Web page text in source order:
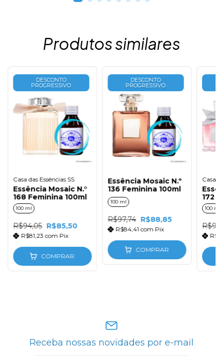
Produtos similares
DESCONTO
PROGRESSIVO
Casa das Essências SS
Essência Mosaic N.°
168 Feminina 100ml
100 ml
R$94,05 R$85,50
R$81,23 com Pix
COMPRAR
DESCONTO
PROGRESSIVO
Essência Mosaic N.º
136 Feminina 100ml
100 ml
R$97,74 R$88,85
R$84,41com Pix
COMPRAR
Casa
172
100 ml
Receba nossas novidades por e-mail